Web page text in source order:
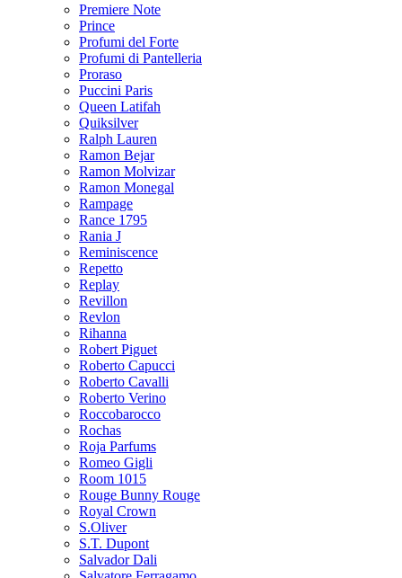
Premiere Note
Prince
Profumi del Forte
Profumi di Pantelleria
Proraso
Puccini Paris
Queen Latifah
Quiksilver
Ralph Lauren
Ramon Bejar
Ramon Molvizar
Ramon Monegal
Rampage
Rance 1795
Rania J
Reminiscence
Repetto
Replay
Revillon
Revlon
Rihanna
Robert Piguet
Roberto Capucci
Roberto Cavalli
Roberto Verino
Roccobarocco
Rochas
Roja Parfums
Romeo Gigli
Room 1015
Rouge Bunny Rouge
Royal Crown
S.Oliver
S.T. Dupont
Salvador Dali